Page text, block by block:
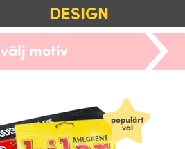
DESIGN
välj motiv